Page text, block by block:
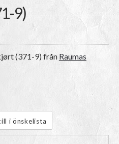
9)
(371-9)från Raumas
i önskelista